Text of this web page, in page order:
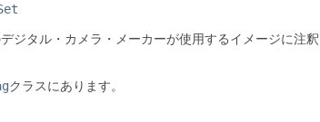
ジタル・カメラ・メーカーが使用するイメージに注釈
クラスにあります。